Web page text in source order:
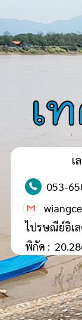
เ
เ
053-
ไปรษณีย์อิเ
พิกัด :